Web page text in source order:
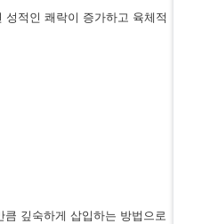
적인 쾌락이 증가하고 육체적
깊숙하게 삽입하는 방법으로